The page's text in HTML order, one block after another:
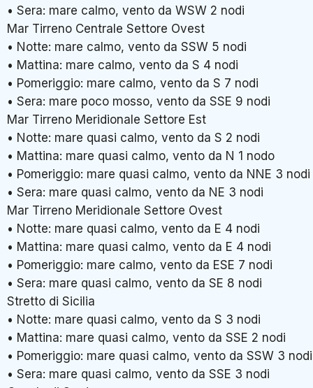
• Sera: mare calmo, vento da WSW 2 nodi
Mar Tirreno Centrale Settore Ovest
• Notte: mare calmo, vento da SSW 5 nodi
• Mattina: mare calmo, vento da S 4 nodi
• Pomeriggio: mare calmo, vento da S 7 nodi
• Sera: mare poco mosso, vento da SSE 9 nodi
Mar Tirreno Meridionale Settore Est
• Notte: mare quasi calmo, vento da S 2 nodi
• Mattina: mare quasi calmo, vento da N 1 nodo
• Pomeriggio: mare quasi calmo, vento da NNE 3 nodi
• Sera: mare quasi calmo, vento da NE 3 nodi
Mar Tirreno Meridionale Settore Ovest
• Notte: mare quasi calmo, vento da E 4 nodi
• Mattina: mare quasi calmo, vento da E 4 nodi
• Pomeriggio: mare calmo, vento da ESE 7 nodi
• Sera: mare quasi calmo, vento da SE 8 nodi
Stretto di Sicilia
• Notte: mare quasi calmo, vento da S 3 nodi
• Mattina: mare quasi calmo, vento da SSE 2 nodi
• Pomeriggio: mare quasi calmo, vento da SSW 3 nodi
• Sera: mare quasi calmo, vento da SSE 3 nodi